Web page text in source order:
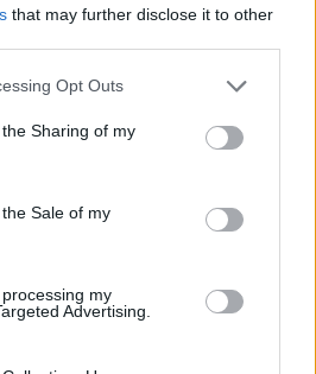
that may further disclose it to other
Opt Outs
Sharing of my
Sale of my
my
Advertising.